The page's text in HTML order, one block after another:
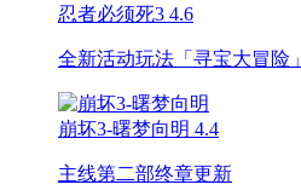
忍者必须死3 4.6
全新活动玩法「寻宝大冒险」
崩坏3-曙梦向明 4.4
主线第二部终章更新